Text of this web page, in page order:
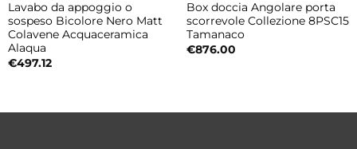
completo e coinvolgente.
Dotazioni idromassaggio:
• 8 getti Airpool
Lavabo da appoggio o
sospeso Bicolore Nero Matt
Colavene Acquaceramica
Alaqua
€497.12
Box doccia Angolare porta
scorrevole Collezione 8PSC15
Tamanaco
€876.00